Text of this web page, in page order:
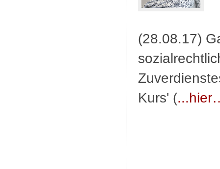
(28.08.17)
Kurs' (